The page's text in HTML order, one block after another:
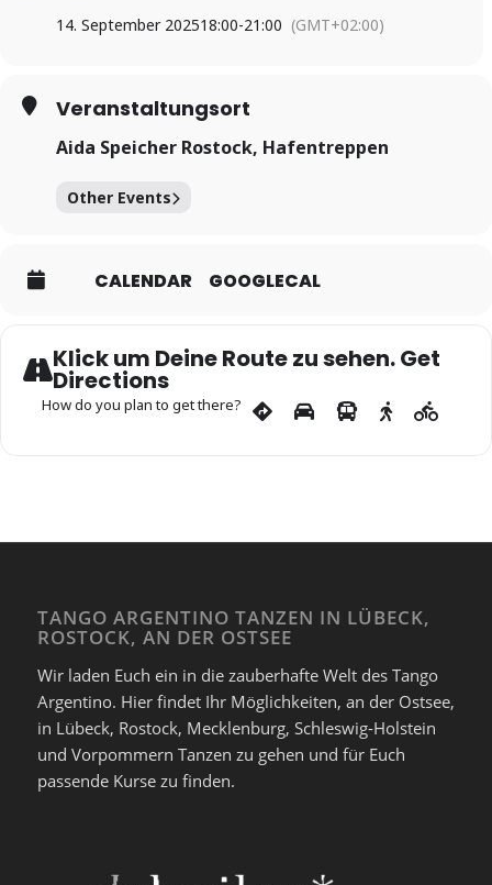
14. September 202518:00-21:00 (GMT+02:00)
Veranstaltungsort
Aida Speicher Rostock, Hafentreppen
Other Events
CALENDAR GOOGLECAL
Klick um Deine Route zu sehen. Get
Directions
How do you plan to get there?
TANGO ARGENTINO TANZEN IN LÜBECK,
ROSTOCK, AN DER OSTSEE
Wir laden Euch ein in die zauberhafte Welt des Tango
Argentino. Hier findet Ihr Möglichkeiten, an der Ostsee,
in Lübeck, Rostock, Mecklenburg, Schleswig-Holstein
und Vorpommern Tanzen zu gehen und für Euch
passende Kurse zu finden.